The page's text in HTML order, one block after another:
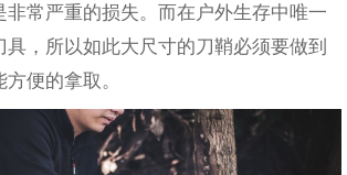
非常严重的损失。而在户外生存中唯一
，所以如此大尺寸的刀鞘必须要做到
便的拿取。